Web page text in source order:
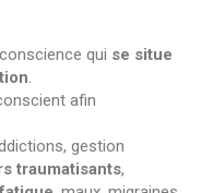
qui se situe
.
afin
gestion
traumatisants,